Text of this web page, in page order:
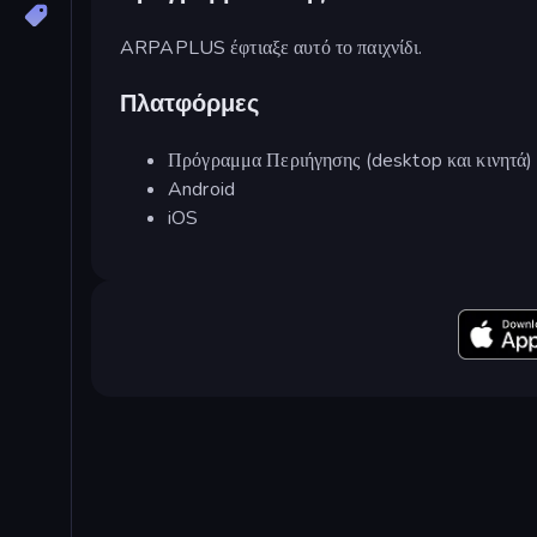
ARPAPLUS έφτιαξε αυτό το παιχνίδι.
Πλατφόρμες
Πρόγραμμα Περιήγησης (desktop και κινητά)
Android
iOS